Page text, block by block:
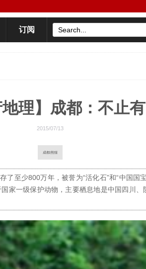
订阅
地理】成都：不止
2015/07/13
成都|熊猫
了至少800万年，被誉为“活化石”和“中国国
家一级保护动物，主要栖息地是中国四川